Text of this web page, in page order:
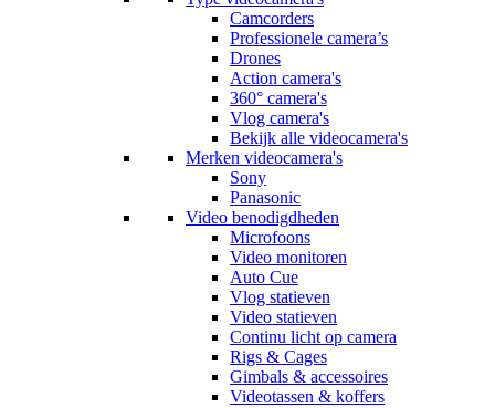
Camcorders
Professionele camera’s
Drones
Action camera's
360° camera's
Vlog camera's
Bekijk alle videocamera's
Merken videocamera's
Sony
Panasonic
Video benodigdheden
Microfoons
Video monitoren
Auto Cue
Vlog statieven
Video statieven
Continu licht op camera
Rigs & Cages
Gimbals & accessoires
Videotassen & koffers